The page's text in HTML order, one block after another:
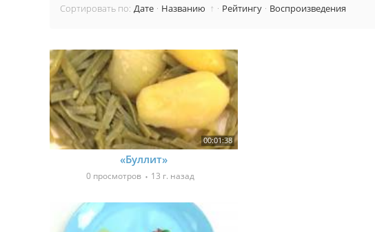
Сортировать по: Дате · Названию ↑ · Рейтингу · Воспроизведения
00:01:38
«Буллит»
0 просмотров 13 г. назад